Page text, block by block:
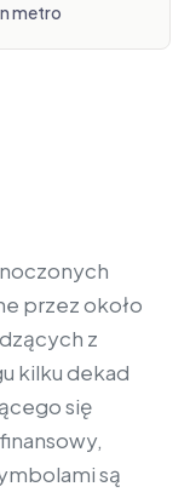
metro
przez około
z
kilku dekad
się
są